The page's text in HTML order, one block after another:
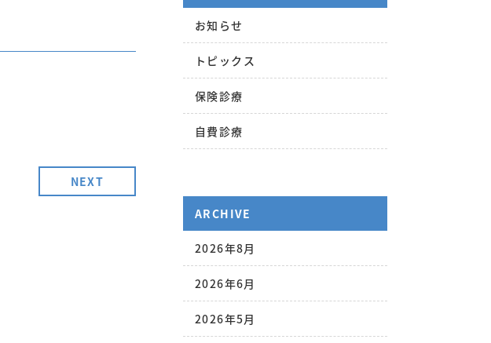
NEXT
お知らせ
トピックス
保険診療
自費診療
ARCHIVE
2026年8月
2026年6月
2026年5月